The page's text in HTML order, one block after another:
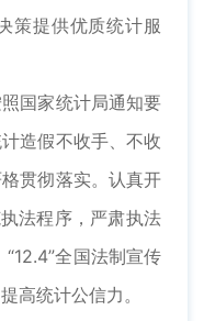
策提供优质统计服
国家统计局通知要
造假不收手、不收
贯彻落实。认真开
法程序，严肃执法
全国法制宣传
高统计公信力。